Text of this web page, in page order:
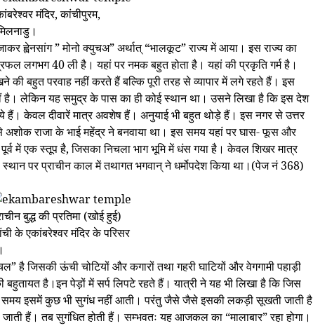
मंदिर, कांचीपुरम,
ह्वेनसांग ” मोनो क्युचअ” अर्थात् “भालकूट” राज्य में आया। इस राज्य का
लगभग 40 ली है। यहां पर नमक बहुत होता है। यहां की प्रकृति गर्म है।
की बहुत परवाह नहीं करते हैं बल्कि पूरी तरह से व्यापार में लगे रहते हैं। इस
है। लेकिन यह समुद्र के पास का ही कोई स्थान था। उसने लिखा है कि इस देश
केवल दीवारें मात्र अवशेष हैं। अनुयाई भी बहुत थोड़े हैं। इस नगर से उत्तर
अशोक राजा के भाई महेंद्र ने बनवाया था। इस समय यहां पर घास- फूस और
में एक स्तूप है, जिसका निचला भाग भूमि में धंस गया है। केवल शिखर मात्र
पर प्राचीन काल में तथागत भगवान् ने धर्मोपदेश किया था।(पेज नं 368)
बुद्ध की प्रतिमा (खोई हुई)
के एकांबरेश्वर मंदिर के परिसर
है जिसकी ऊंची चोटियों और कगारों तथा गहरी घाटियों और वेगगामी पहाड़ी
बहुतायत है।इन पेड़ों में सर्प लिपटे रहते हैं। यात्री ने यह भी लिखा है कि जिस
समय इसमें कुछ भी सुगंध नहीं आती। परंतु जैसे जैसे इसकी लकड़ी सूखती जाती है
हैं। तब सुगंधित होती हैं। सम्भवतः यह आजकल का “मालाबार” रहा होगा।